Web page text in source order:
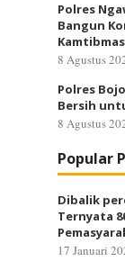
Polres
Bangun
Kamtibmas
8 Agustus
Polres
Bersih
8 Agustus
Popular
Dibalik
Ternyata
17 Januari